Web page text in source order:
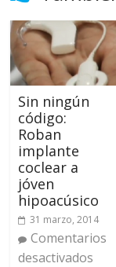
Sin ningún
código:
Roban
implante
coclear a
jóven
hipoacúsico
31 marzo, 2014
Comentarios
desactivados